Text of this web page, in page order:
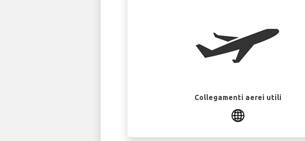
Collegamenti aerei utili